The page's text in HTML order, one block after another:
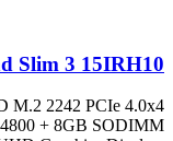
Slim 3 15IRH10
M.2 2242 PCIe 4.0x4
+ 8GB SODIMM